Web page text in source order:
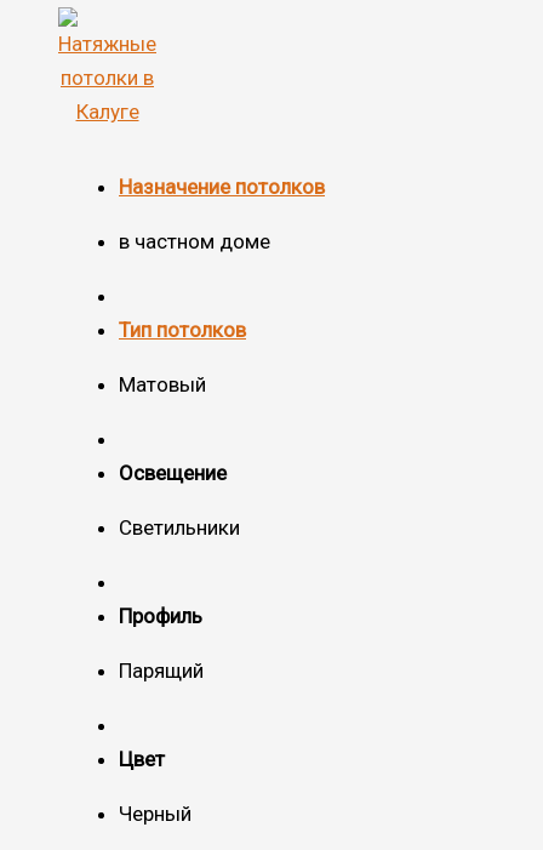
Назначение потолков
в частном доме
Тип потолков
Матовый
Освещение
Светильники
Профиль
Парящий
Цвет
Черный